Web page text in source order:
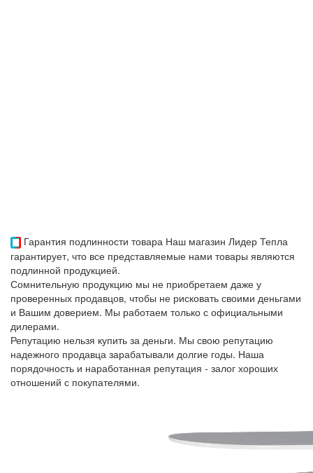
Гарантия подлинности товара Наш магазин Лидер Тепла
гарантирует, что все представляемые нами товары являются
подлинной продукцией.
Сомнительную продукцию мы не приобретаем даже у
проверенных продавцов, чтобы не рисковать своими деньгами
и Вашим доверием. Мы работаем только с официальными
дилерами.
Репутацию нельзя купить за деньги. Мы свою репутацию
надежного продавца зарабатывали долгие годы. Наша
порядочность и наработанная репутация - залог хороших
отношений с покупателями.